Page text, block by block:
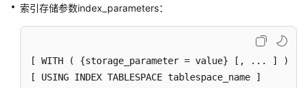
式
列
索引存储参数index_parameters：
[ WITH ( {storage_parameter = value} [, ... ]
[ USING INDEX TABLESPACE tablespace_name ]